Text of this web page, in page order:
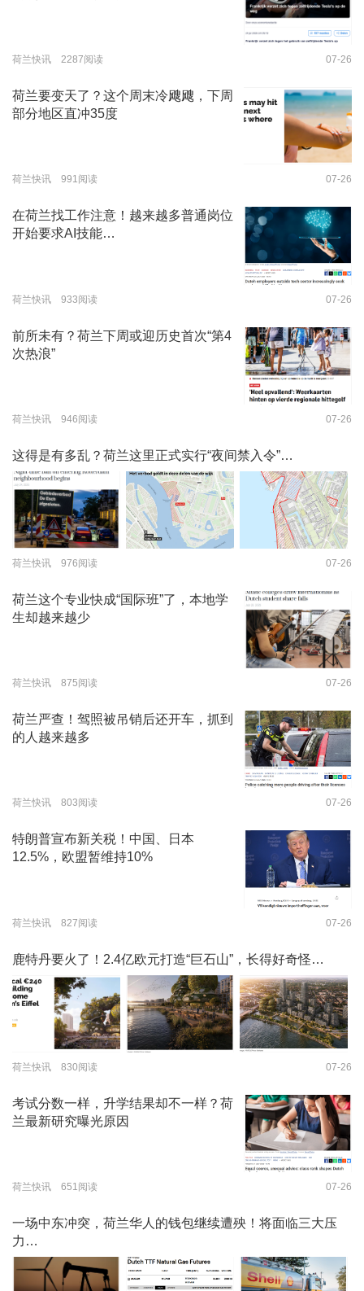
荷兰快讯 2287阅读 07-26
荷兰要变天了？这个周末冷飕飕，下周
部分地区直冲35度
荷兰快讯 991阅读 07-26
在荷兰找工作注意！越来越多普通岗位
开始要求AI技能…
荷兰快讯 933阅读 07-26
前所未有？荷兰下周或迎历史首次“第4
次热浪”
荷兰快讯 946阅读 07-26
这得是有多乱？荷兰这里正式实行“夜间禁入令”…
荷兰快讯 976阅读 07-26
荷兰这个专业快成“国际班”了，本地学
生却越来越少
荷兰快讯 875阅读 07-26
荷兰严查！驾照被吊销后还开车，抓到
的人越来越多
荷兰快讯 803阅读 07-26
特朗普宣布新关税！中国、日本
12.5%，欧盟暂维持10%
荷兰快讯 827阅读 07-26
鹿特丹要火了！2.4亿欧元打造“巨石山”，长得好奇怪…
荷兰快讯 830阅读 07-26
考试分数一样，升学结果却不一样？荷
兰最新研究曝光原因
荷兰快讯 651阅读 07-26
一场中东冲突，荷兰华人的钱包继续遭殃！将面临三大压
力…